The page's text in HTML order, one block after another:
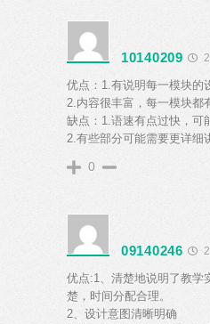
10140209
优点：1.有说明每一模块的
2.内容很丰富，每一模块都
缺点：1.语速有点过快，可
2.有些部分可能需要更详细
0
09140246
优点:1、清楚地说明了教学
楚，时间分配合理。
2、设计意图清晰明确